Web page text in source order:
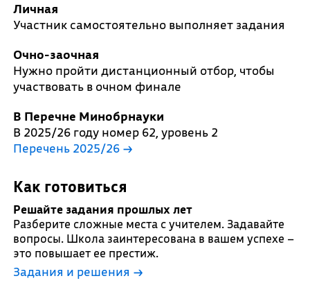
Личная
Участник самостоятельно выполняет задания
Очно-заочная
Нужно пройти дистанционный отбор, чтобы
участвовать в очном финале
В Перечне Минобрнауки
В 2025/26 году номер 62, уровень 2
Перечень 2025/26 →
Как готовиться
Решайте задания прошлых лет
Разберите сложные места с учителем. Задавайте
вопросы. Школа заинтересована в вашем успехе –
это повышает ее престиж.
Задания и решения →